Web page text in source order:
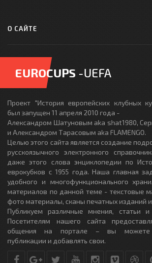
О САЙТЕ
EUROCUPS -UEFA
Проект "История европейских клубных
был запущен 11 апреля 2010 года -
Александром Шатуновым aka shat1980,
и Александром Тарасовым aka FLAMENGO.
Целью этого сайта является создание
русскоязычного электронного
даже этого слова энциклопедии по
еврокубков с 1955 года. Наша главная
удобного и многофункционального
материалов по данной теме - текстовые
фото материалы, сканы печатных изданий
Публикуем различные мнения, статьи и
Посетителям нашего сайта
общения на портале – вы можете
публикации и добавлять свои.